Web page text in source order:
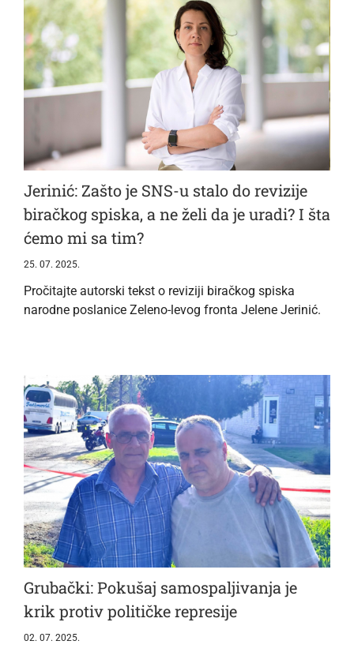
Jerinić: Zašto je SNS-u stalo do revizije
biračkog spiska, a ne želi da je uradi? I šta
ćemo mi sa tim?
25. 07. 2025.
Pročitajte autorski tekst o reviziji biračkog spiska
narodne poslanice Zeleno-levog fronta Jelene Jerinić.
Grubački: Pokušaj samospaljivanja je
krik protiv političke represije
02. 07. 2025.